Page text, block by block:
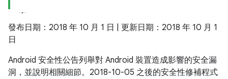
發布日期：2018 年 10 月 1 日 | 更新日期：2018 年 10 月 1
日
Android 安全性公告列舉對 Android 裝置造成影響的安全漏
洞，並說明相關細節。2018-10-05 之後的安全性修補程式